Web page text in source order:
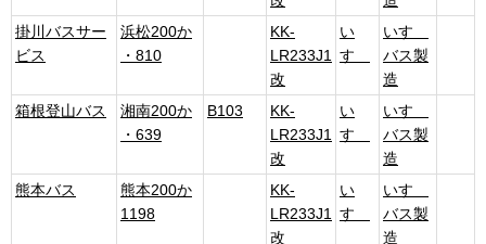
掛川バスサー
ビス
浜松200か
・810
KK-
LR233J1
改
い
すゞ
いすゞ
バス製
造
箱根登山バス
湘南200か
・639
B103
KK-
LR233J1
改
い
すゞ
いすゞ
バス製
造
熊本バス
熊本200か
1198
KK-
LR233J1
改
い
すゞ
いすゞ
バス製
造